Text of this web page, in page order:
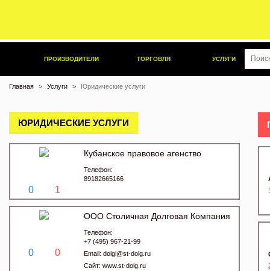
ПРОИЗВОДИТЕЛИ ТОРГОВЛЯ УСЛУГИ
Главная Услуги Юридические услуги
ЮРИДИЧЕСКИЕ УСЛУГИ
0 1
Кубанское правовое агенство
Телефон:
89182665166
0 0
ООО Столичная Долговая Компания
Телефон:
+7 (495) 967-21-99
Email: dolgi@st-dolg.ru
Сайт: www.st-dolg.ru